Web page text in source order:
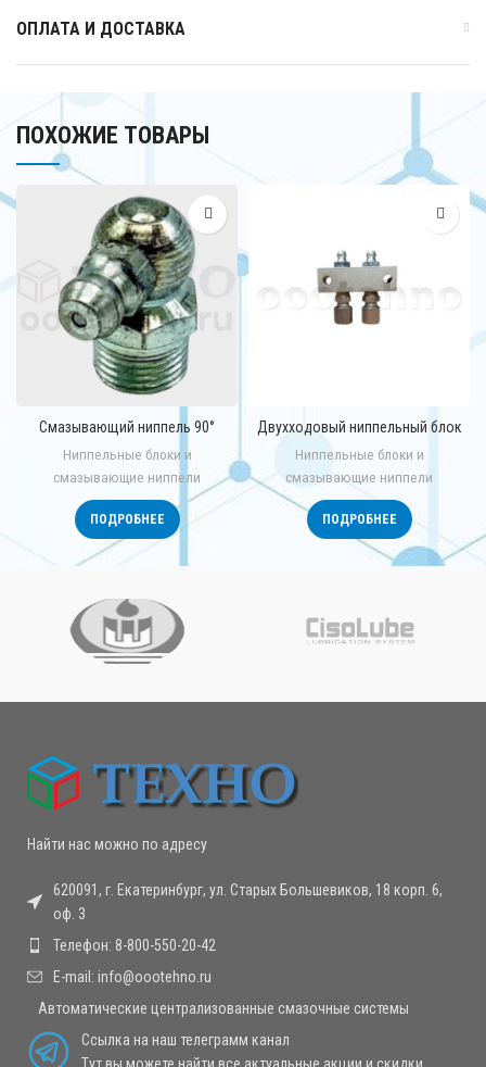
ОПЛАТА И ДОСТАВКА
ПОХОЖИЕ ТОВАРЫ
Смазывающий ниппель 90°
Ниппельные блоки и
смазывающие ниппели
ПОДРОБНЕЕ
Двухходовый ниппельный блок
Ниппельные блоки и
смазывающие ниппели
ПОДРОБНЕЕ
Найти нас можно по адресу
620091, г. Екатеринбург, ул. Старых Большевиков, 18 корп. 6,
оф. 3
Телефон: 8-800-550-20-42
E-mail: info@oootehno.ru
Автоматические централизованные смазочные системы
Ссылка на наш телеграмм канал